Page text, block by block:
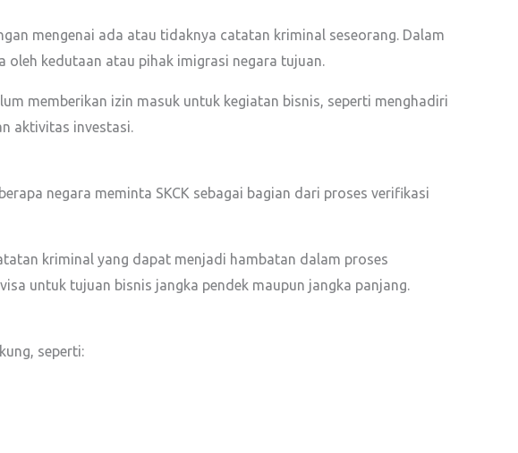
mengenai ada atau tidaknya catatan kriminal seseorang. Dalam
oleh kedutaan atau pihak imigrasi negara tujuan.
memberikan izin masuk untuk kegiatan bisnis, seperti menghadiri
aktivitas investasi.
negara meminta SKCK sebagai bagian dari proses verifikasi
kriminal yang dapat menjadi hambatan dalam proses
untuk tujuan bisnis jangka pendek maupun jangka panjang.
seperti: